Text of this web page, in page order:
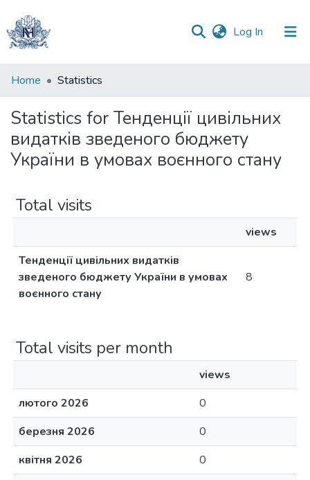
Log In (current)
Communities
Collections
All of DSpace
Home Statistics
Statistics for Тенденції цивільних
видатків зведеного бюджету
України в умовах воєнного стану
Total visits
views
Тенденції цивільних видатків
зведеного бюджету України в умовах
воєнного стану
8
Total visits per month
views
лютого 2026
0
березня 2026
0
квітня 2026
0